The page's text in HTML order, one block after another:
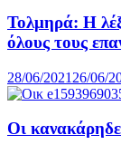
Τολμηρά: Η
όλους τους
28/06/2021 26/06/
Οι